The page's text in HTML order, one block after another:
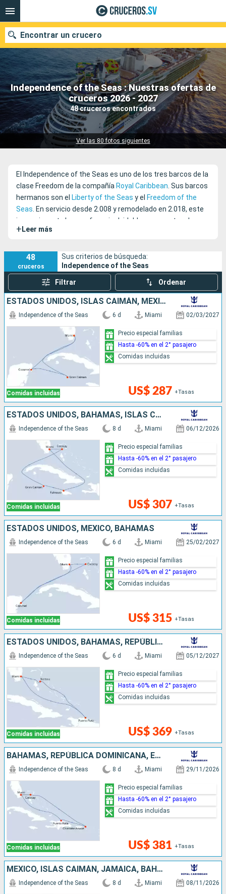
Independence of the Seas : Nuestras ofertas de
cruceros 2026 - 2027
48 cruceros encontrados
Ver las 80 fotos siguientes
Encontrar un crucero
Nuestros destinos
Fecha de salida
Puertos
El Independence of the Seas es uno de los tres barcos de la
clase Freedom de la compañía Royal Caribbean. Sus barcos
hermanos son el Liberty of the Seas y el Freedom of the
Seas. En servicio desde 2.008 y remodelado en 2.018, este
impresionante barco ofrece inolvidables momentos de
entretenimiento.
+ Leer más
48
cruceros
Sus criterios de búsqueda:
Independence of the Seas
Filtrar Ordenar
ESTADOS UNIDOS, ISLAS CAIMÁN, MÉXICO
Comidas incluidas
Independence of the Seas 6 d Miami 02/03/2027
US$ 287 +Tasas
Precio especial familias
Hasta -60% en el 2° pasajero
Comidas incluidas
ESTADOS UNIDOS, BAHAMAS, ISLAS CAIMÁN, JAMAICA
Comidas incluidas
Independence of the Seas 8 d Miami 06/12/2026
US$ 307 +Tasas
Precio especial familias
Hasta -60% en el 2° pasajero
Comidas incluidas
ESTADOS UNIDOS, MÉXICO, BAHAMAS
Comidas incluidas
Independence of the Seas 6 d Miami 25/02/2027
US$ 315 +Tasas
Precio especial familias
Hasta -60% en el 2° pasajero
Comidas incluidas
ESTADOS UNIDOS, BAHAMAS, REPÚBLICA DOMINICANA
Comidas incluidas
Independence of the Seas 6 d Miami 05/12/2027
US$ 369 +Tasas
Precio especial familias
Hasta -60% en el 2° pasajero
Comidas incluidas
BAHAMAS, REPÚBLICA DOMINICANA, ESTADOS UNIDOS
Comidas incluidas
Independence of the Seas 8 d Miami 29/11/2026
US$ 381 +Tasas
Precio especial familias
Hasta -60% en el 2° pasajero
Comidas incluidas
MÉXICO, ISLAS CAIMÁN, JAMAICA, BAHAMAS, ESTADOS UNIDOS
Independence of the Seas 8 d Miami 08/11/2026